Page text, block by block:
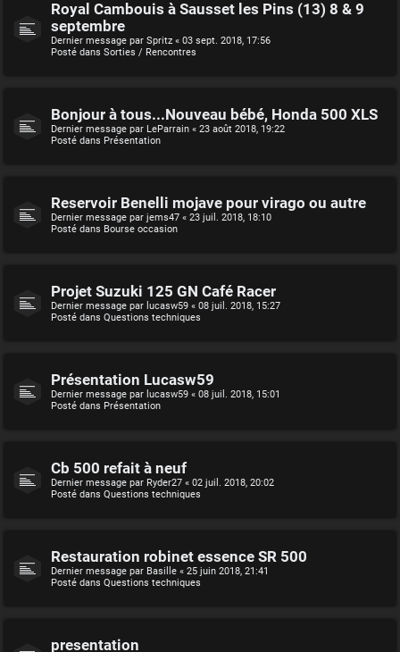
Royal Cambouis à Sausset les Pins (13) 8 & 9
septembre
Dernier message par Spritz « 03 sept. 2018, 17:56
Posté dans Sorties / Rencontres
Bonjour à tous...Nouveau bébé, Honda 500 XLS
Dernier message par LeParrain « 23 août 2018, 19:22
Posté dans Présentation
Reservoir Benelli mojave pour virago ou autre
Dernier message par jems47 « 23 juil. 2018, 18:10
Posté dans Bourse occasion
Projet Suzuki 125 GN Café Racer
Dernier message par lucasw59 « 08 juil. 2018, 15:27
Posté dans Questions techniques
Présentation Lucasw59
Dernier message par lucasw59 « 08 juil. 2018, 15:01
Posté dans Présentation
Cb 500 refait à neuf
Dernier message par Ryder27 « 02 juil. 2018, 20:02
Posté dans Questions techniques
Restauration robinet essence SR 500
Dernier message par Basille « 25 juin 2018, 21:41
Posté dans Questions techniques
presentation